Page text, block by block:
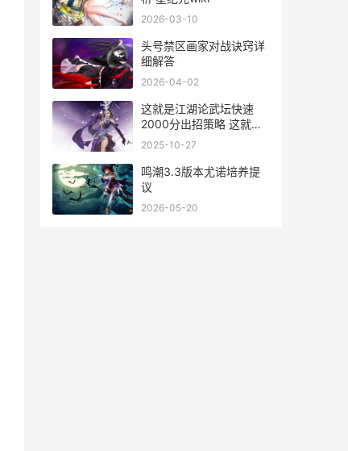
2026-03-10
头号禁区画家对战诀窍详
细解答
2026-04-02
这就是江湖论武坛快速
2000分出招策略 这就是
江湖论武坛攻略
2025-10-27
鸣潮3.3版本尤诺培养提
议
2026-05-20